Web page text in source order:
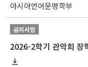
아시아언어문명학부
공지사항
2026-2학기 관악회